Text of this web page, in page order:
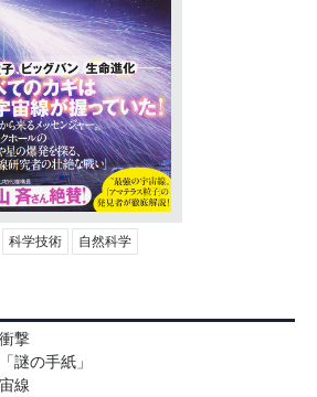
科学技術 自然科学
撃
謎の手紙」
線